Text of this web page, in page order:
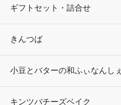
ギフトセット・詰合せ
きんつば
小豆とバターの和ふぃなんしぇ
キンツバチーズベイク